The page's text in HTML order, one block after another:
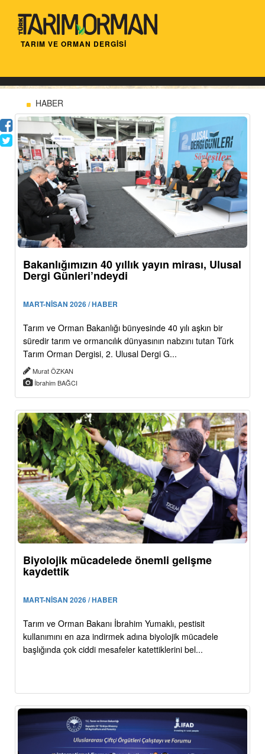
TARIM VE ORMAN DERGİSİ
HABER
Bakanlığımızın 40 yıllık yayın mirası, Ulusal
Dergi Günleri’ndeydi
MART-NİSAN 2026 / HABER
Tarım ve Orman Bakanlığı bünyesinde 40 yılı aşkın bir
süredir tarım ve ormancılık dünyasının nabzını tutan Türk
Tarım Orman Dergisi, 2. Ulusal Dergi G...
Murat ÖZKAN
İbrahim BAĞCI
Biyolojik mücadelede önemli gelişme
kaydettik
MART-NİSAN 2026 / HABER
Tarım ve Orman Bakanı İbrahim Yumaklı, pestisit
kullanımını en aza indirmek adına biyolojik mücadele
başlığında çok ciddi mesafeler katettiklerini bel...